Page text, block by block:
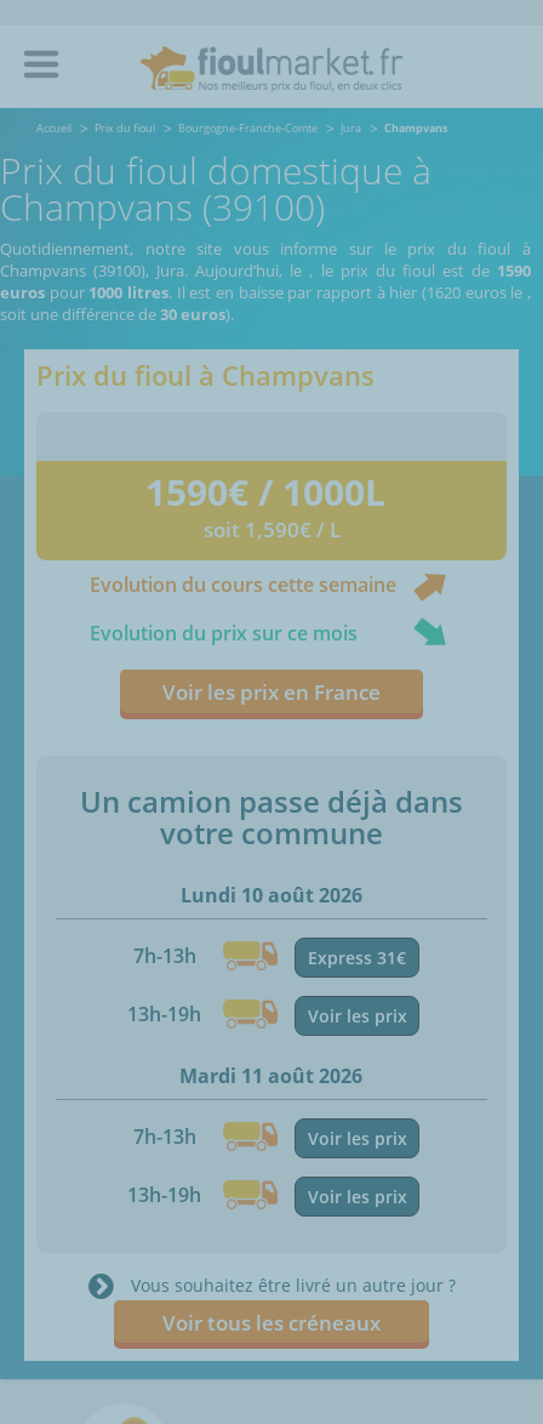
Accueil Prix du fioul Bourgogne-Franche-Comte Jura Champvans
Prix du fioul domestique à
Champvans (39100)
Quotidiennement, notre site vous informe sur le prix du fioul à
Champvans (39100), Jura.Aujourd’hui, le , le prix du fioul est de 1590
euros pour 1000 litres. Il est en baisse par rapport à hier (1620 euros le,
soit une différence de30 euros).
Prix du fioul à Champvans
1590€ / 1000L
soit 1,590€ / L
Evolution du cours cette semaine
Evolution du prix sur ce mois
Voir les prix en France
Un camion passe déjà dans
votre commune
Lundi 10 août 2026
7h-13h Express 31€
13h-19h Voir les prix
Mardi 11 août 2026
7h-13h Voir les prix
13h-19h Voir les prix
Vous souhaitez être livré un autre jour ?
Voir tous les créneaux